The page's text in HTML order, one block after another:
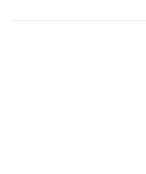
Brunei Darussalam